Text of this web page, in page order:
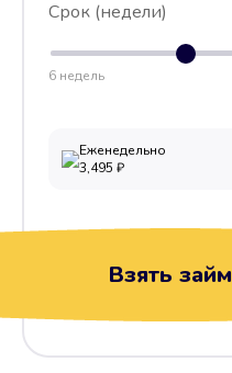
Срок (недели)
6 недель
Еженедельно
3,495 ₽
Взять займ